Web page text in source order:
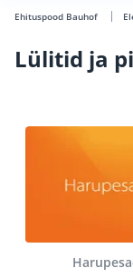
Ehituspood Bauhof
Lülitid ja